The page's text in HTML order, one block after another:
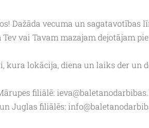
Dažāda vecuma un sagatavotības
vai Tavam mazajam dejotājam
kura lokācija, diena un laiks der un
filiālē:
Juglas filiālēs: